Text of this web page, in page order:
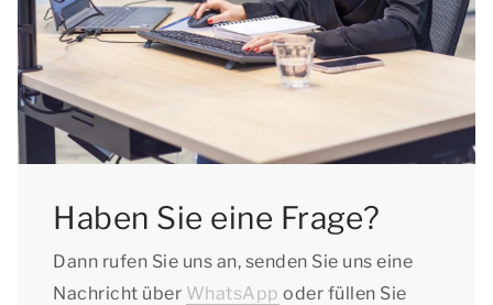
05.01.2026
Sachsen: vom 22.12.2025 bis zum 02.01.2026
Schleswig-Holstein: vom 19.12.2025 bis zum
06.01.2026
Thüringen: vom 22.12.2025 bis zum
03.01.2026
Haben Sie eine Frage?
Dann rufen Sie uns an, senden Sie uns eine
Nachricht über WhatsApp oder füllen Sie